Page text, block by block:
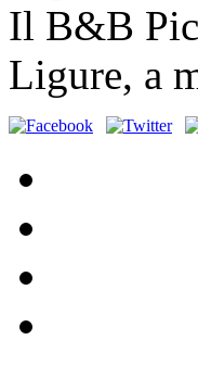
Il B&B
Ligure, a